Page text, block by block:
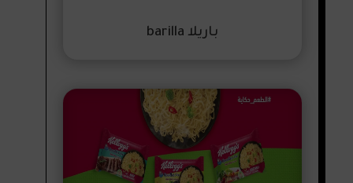
باريلا barilla